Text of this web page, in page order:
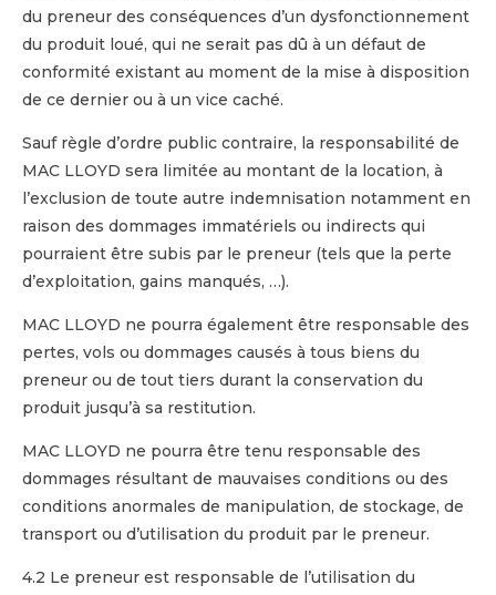
du preneur des conséquences d’un dysfonctionnement
du produit loué, qui ne serait pas dû à un défaut de
conformité existant au moment de la mise à disposition
de ce dernier ou à un vice caché.
Sauf règle d’ordre public contraire, la responsabilité de
MAC LLOYD sera limitée au montant de la location, à
l’exclusion de toute autre indemnisation notamment en
raison des dommages immatériels ou indirects qui
pourraient être subis par le preneur (tels que la perte
d’exploitation, gains manqués, …).
MAC LLOYD ne pourra également être responsable des
pertes, vols ou dommages causés à tous biens du
preneur ou de tout tiers durant la conservation du
produit jusqu’à sa restitution.
MAC LLOYD ne pourra être tenu responsable des
dommages résultant de mauvaises conditions ou des
conditions anormales de manipulation, de stockage, de
transport ou d’utilisation du produit par le preneur.
4.2 Le preneur est responsable de l’utilisation du